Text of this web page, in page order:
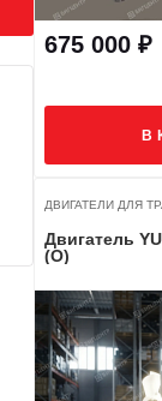
675 000 ₽
В
ДВИГАТЕЛИ ДЛЯ
Двигатель
(O)